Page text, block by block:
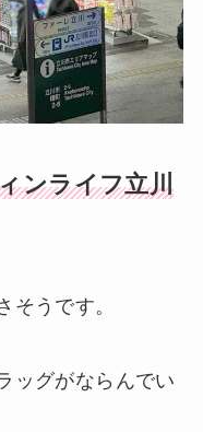
ンライフ立川
そうです。
ッグがならんでい